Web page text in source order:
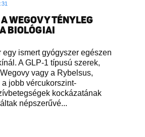
WEGOVY TÉNYLEG
BIOLÓGIAI
egy ismert gyógyszer egészen
A GLP-1 típusú szerek,
vagy a Rybelsus,
jobb vércukorszint-
kockázatának
népszerűvé...